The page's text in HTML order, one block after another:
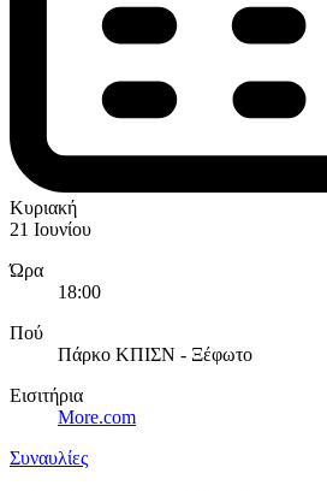
Κυριακή
21 Ιουνίου
Ώρα
18:00
Πού
Πάρκο ΚΠΙΣΝ - Ξέφωτο
Εισιτήρια
More.com
Συναυλίες